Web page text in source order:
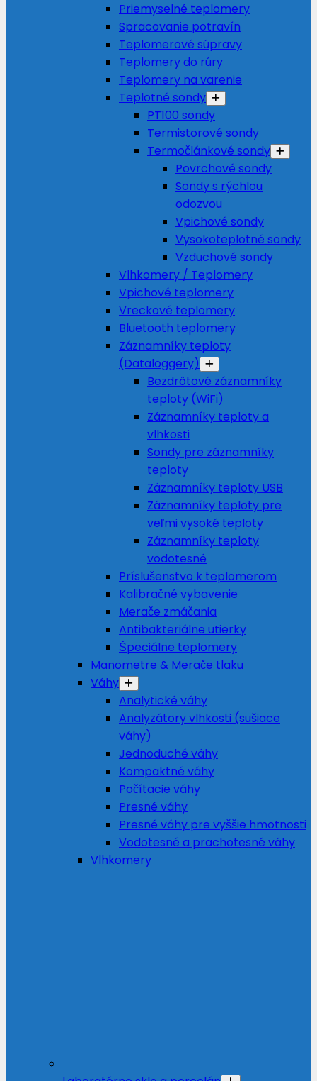
Priemyselné teplomery
Spracovanie potravín
Teplomerové súpravy
Teplomery do rúry
Teplomery na varenie
Teplotné sondy
PT100 sondy
Termistorové sondy
Termočlánkové sondy
Povrchové sondy
Sondy s rýchlou
odozvou
Vpichové sondy
Vysokoteplotné sondy
Vzduchové sondy
Vlhkomery / Teplomery
Vpichové teplomery
Vreckové teplomery
Bluetooth teplomery
Záznamníky teploty
(Dataloggery)
Bezdrôtové záznamníky
teploty (WiFi)
Záznamníky teploty a
vlhkosti
Sondy pre záznamníky
teploty
Záznamníky teploty USB
Záznamníky teploty pre
veľmi vysoké teploty
Záznamníky teploty
vodotesné
Príslušenstvo k teplomerom
Kalibračné vybavenie
Merače zmáčania
Antibakteriálne utierky
Špeciálne teplomery
Manometre & Merače tlaku
Váhy
Analytické váhy
Analyzátory vlhkosti (sušiace
váhy)
Jednoduché váhy
Kompaktné váhy
Počítacie váhy
Presné váhy
Presné váhy pre vyššie hmotnosti
Vodotesné a prachotesné váhy
Vlhkomery